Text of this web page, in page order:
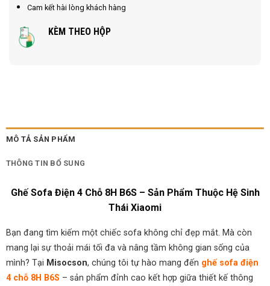
Cam kết hài lòng khách hàng
KÈM THEO HỘP
MÔ TẢ SẢN PHẨM
THÔNG TIN BỔ SUNG
Ghế Sofa Điện 4 Chỗ 8H B6S – Sản Phẩm Thuộc Hệ Sinh
Thái Xiaomi
Bạn đang tìm kiếm một chiếc sofa không chỉ đẹp mắt. Mà còn
mang lại sự thoải mái tối đa và nâng tầm không gian sống của
mình? Tại Misocson, chúng tôi tự hào mang đến ghế sofa điện
4 chỗ 8H B6S – sản phẩm đỉnh cao kết hợp giữa thiết kế thông